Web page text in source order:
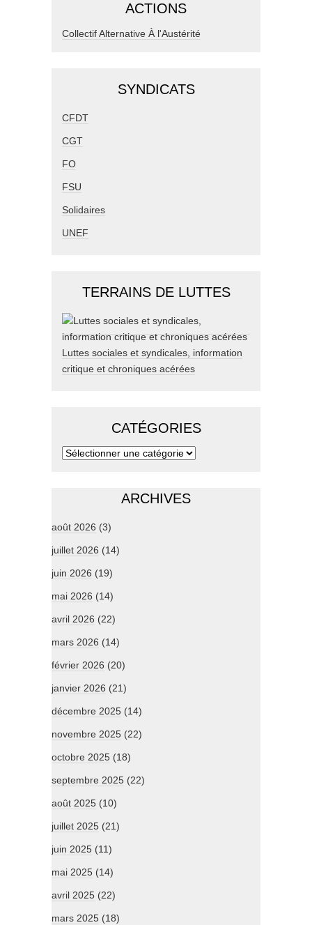
ACTIONS
Collectif Alternative À l'Austérité
SYNDICATS
CFDT
CGT
FO
FSU
Solidaires
UNEF
TERRAINS DE LUTTES
Luttes sociales et syndicales, information
critique et chroniques acérées
CATÉGORIES
ARCHIVES
août 2026 (3)
juillet 2026 (14)
juin 2026 (19)
mai 2026 (14)
avril 2026 (22)
mars 2026 (14)
février 2026 (20)
janvier 2026 (21)
décembre 2025 (14)
novembre 2025 (22)
octobre 2025 (18)
septembre 2025 (22)
août 2025 (10)
juillet 2025 (21)
juin 2025 (11)
mai 2025 (14)
avril 2025 (22)
mars 2025 (18)